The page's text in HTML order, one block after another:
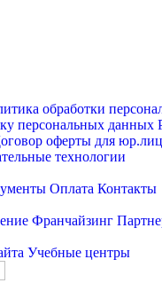
обработки
персональных данных
оферты для юр.лиц
технологии
Оплата Контакты
Франчайзинг
Учебные центры